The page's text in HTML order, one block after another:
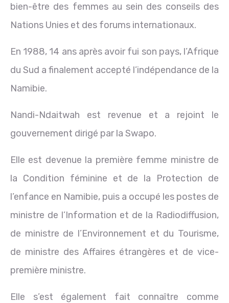
bien-être des femmes au sein des conseils des
Nations Unies et des forums internationaux.
En 1988, 14 ans après avoir fui son pays, l’Afrique
du Sud a finalement accepté l’indépendance de la
Namibie.
Nandi-Ndaitwah est revenue et a rejoint le
gouvernement dirigé par la Swapo.
Elle est devenue la première femme ministre de
la Condition féminine et de la Protection de
l’enfance en Namibie, puis a occupé les postes de
ministre de l’Information et de la Radiodiffusion,
de ministre de l’Environnement et du Tourisme,
de ministre des Affaires étrangères et de vice-
première ministre.
Elle s’est également fait connaître comme